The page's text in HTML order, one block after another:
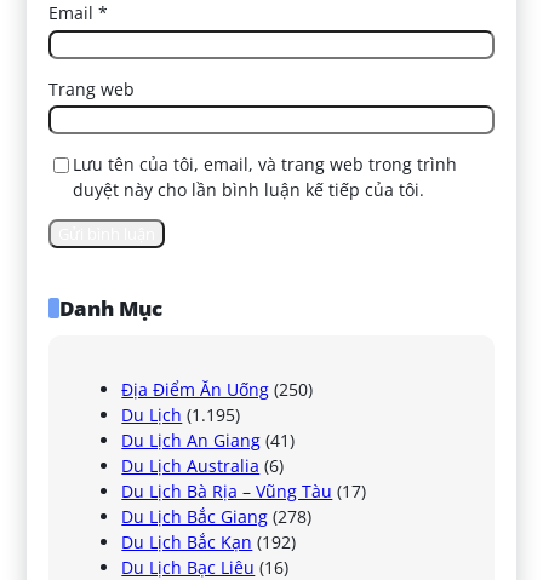
Email*
Trang web
Lưu tên của tôi, email, và trang web trong trình
duyệt này cho lần bình luận kế tiếp của tôi.
Danh Mục
Địa Điểm Ăn Uống (250)
Du Lịch (1.195)
Du Lịch An Giang (41)
Du Lịch Australia (6)
Du Lịch Bà Rịa – Vũng Tàu (17)
Du Lịch Bắc Giang (278)
Du Lịch Bắc Kạn (192)
Du Lịch Bạc Liêu (16)